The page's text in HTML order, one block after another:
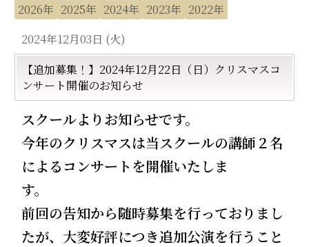
2026年 2025年 2024年 2023年 2022年
2024年12月03日 (火)
【追加募集！】2024年12月22日（日）クリスマスコ
ンサート開催のお知らせ
スクールよりお知らせです。
今年のクリスマスは当スクールの講師２名
によるコンサートを開催いたしま
す。
前回の告知から随時募集を行っておりまし
たが、大変好評につき追加公演を行うこと